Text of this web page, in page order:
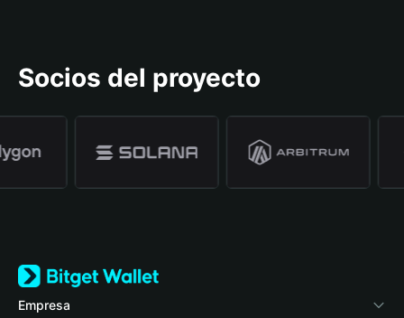
Socios del proyecto
Empresa